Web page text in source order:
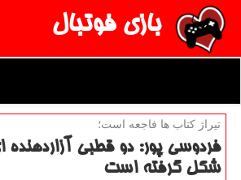
بازی فوتبال
تیراژ كتاب ها فاجعه است؛
فردوسی پور: دو قطبی آزاردهنده
شكل گرفته است